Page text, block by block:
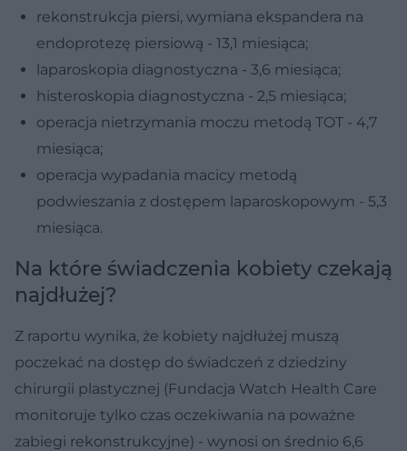
rekonstrukcja piersi, wymiana ekspandera na
endoprotezę piersiową - 13,1 miesiąca;
laparoskopia diagnostyczna - 3,6 miesiąca;
histeroskopia diagnostyczna - 2,5 miesiąca;
operacja nietrzymania moczu metodą TOT - 4,7
miesiąca;
operacja wypadania macicy metodą
podwieszania z dostępem laparoskopowym - 5,3
miesiąca.
Na które świadczenia kobiety czekają
najdłużej?
Z raportu wynika, że kobiety najdłużej muszą
poczekać na dostęp do świadczeń z dziedziny
chirurgii plastycznej (Fundacja Watch Health Care
monitoruje tylko czas oczekiwania na poważne
zabiegi rekonstrukcyjne) - wynosi on średnio 6,6